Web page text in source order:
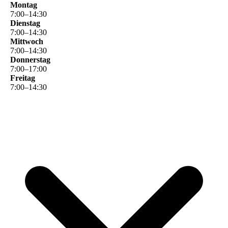
Montag
7:00–14:30
Dienstag
7:00–14:30
Mittwoch
7:00–14:30
Donnerstag
7:00–17:00
Freitag
7:00–14:30